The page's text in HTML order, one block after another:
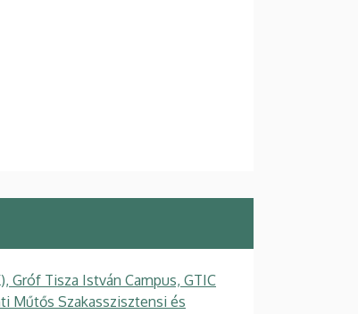
Gróf Tisza István Campus, GTIC
Műtős Szakasszisztensi és